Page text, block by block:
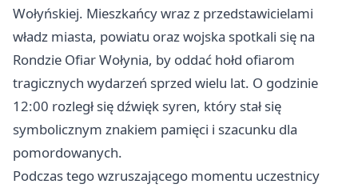
Wołyńskiej. Mieszkańcy wraz z przedstawicielami
władz miasta, powiatu oraz wojska spotkali się na
Rondzie Ofiar Wołynia, by oddać hołd ofiarom
tragicznych wydarzeń sprzed wielu lat. O godzinie
12:00 rozległ się dźwięk syren, który stał się
symbolicznym znakiem pamięci i szacunku dla
pomordowanych.
Podczas tego wzruszającego momentu uczestnicy